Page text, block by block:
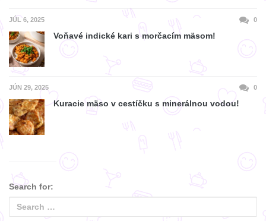
JÚL 6, 2025 0
Voňavé indické kari s morčacím mäsom!
JÚN 29, 2025 0
Kuracie mäso v cestíčku s minerálnou vodou!
Search for: